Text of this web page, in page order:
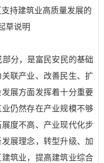
持建筑业高质量发展的
草说明
分，是富民安民的基础
联产业、改善民生、扩
展方面发挥着十分重要
仍然存在产业规模不够
度不高、产业现代化步
展理念，转型升级、加
筑业，提高建筑业综合